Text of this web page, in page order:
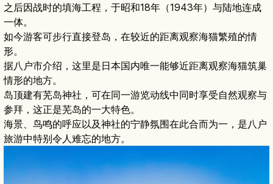
之后因战时的填海工程，于昭和18年（1943年）与陆地连成
一体。
如今游客可步行直接登岛，在较近的距离观察海猫繁殖的情
形。
据八户市介绍，这里是日本国内唯一能够近距离观察海猫筑巢
情形的地方。
岛顶建有芜岛神社，可在同一游览动线中同时享受自然观察与
参拜，这正是芜岛的一大特色。
海景、鸟鸣的呼应以及神社的宁静氛围在此合而为一，是八户
旅游中特别令人难忘的地方。